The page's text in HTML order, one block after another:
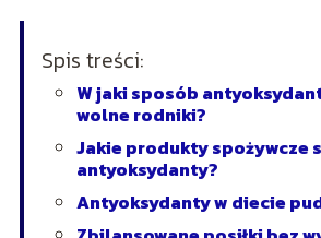
Spis treści:
W jaki sposób
wolne rodniki?
Jakie produkty spożywcze
antyoksydanty?
Antyoksydanty w diecie